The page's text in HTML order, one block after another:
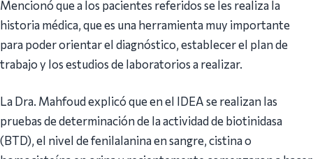
Mencionó que a los pacientes referidos se les realiza la
historia médica, que es una herramienta muy importante
para poder orientar el diagnóstico, establecer el plan de
trabajo y los estudios de laboratorios a realizar.
La Dra. Mahfoud explicó que en el IDEA se realizan las
pruebas de determinación de la actividad de biotinidasa
(BTD), el nivel de fenilalanina en sangre, cistina o